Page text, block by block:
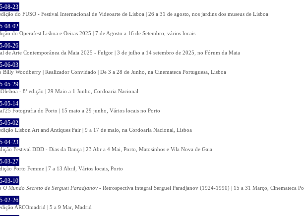
08-23
do FUSO - Festival Internacional de Videoarte de Lisboa | 26 a 31 de agosto, nos jardins dos museus de Lisboa
08-02
do Operafest Lisboa e Oeiras 2025 | 7 de Agosto a 16 de Setembro, vários locais
06-26
de Arte Contemporânea da Maia 2025 - Fulgor | 3 de julho a 14 setembro de 2025, no Fórum da Maia
06-03
Billy Woodberry | Realizador Convidado | De 3 a 28 de Junho, na Cinemateca Portuguesa, Lisboa
05-29
- 8ª edição | 29 Maio a 1 Junho, Cordoaria Nacional
05-14
Fotografia do Porto | 15 maio a 29 junho, Vários locais no Porto
05-02
Lisbon Art and Antiques Fair | 9 a 17 de maio, na Cordoaria Nacional, Lisboa
04-23
Festival DDD - Dias da Dança | 23 Abr a 4 Mai, Porto, Matosinhos e Vila Nova de Gaia
03-27
Porto Femme | 7 a 13 Abril, Vários locais, Porto
03-10
O Mundo Secreto de Serguei Paradjanov - Retrospectiva integral Serguei Paradjanov (1924-1990) | 15 a 31 Março, Cinemateca
02-26
ARCOmadrid | 5 a 9 Mar, Madrid